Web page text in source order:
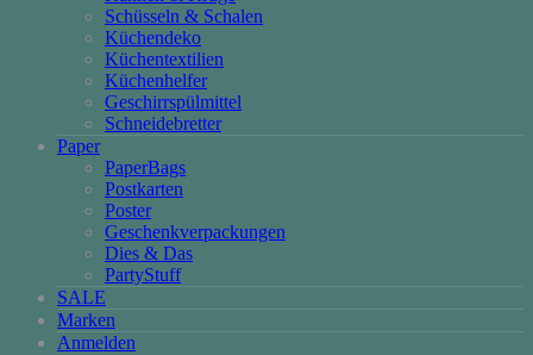
Schüsseln & Schalen
Küchendeko
Küchentextilien
Küchenhelfer
Geschirrspülmittel
Schneidebretter
Paper
PaperBags
Postkarten
Poster
Geschenkverpackungen
Dies & Das
PartyStuff
SALE
Marken
Anmelden